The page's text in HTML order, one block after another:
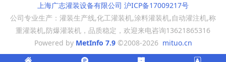
上海广志灌装设备有限公司 沪ICP备17009217号
公司专业生产：灌装生产线,化工灌装机,涂料灌装机,自动灌注机,称
重灌装机,防爆灌装机，品质稳定，欢迎来电咨询13621865316
Powered by MetInfo 7.9©2008-2026 mituo.cn